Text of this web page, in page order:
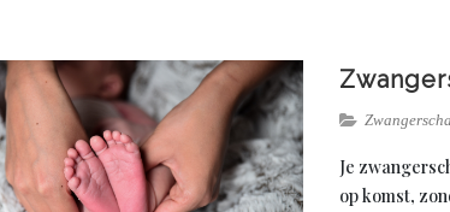
Je
op komst,